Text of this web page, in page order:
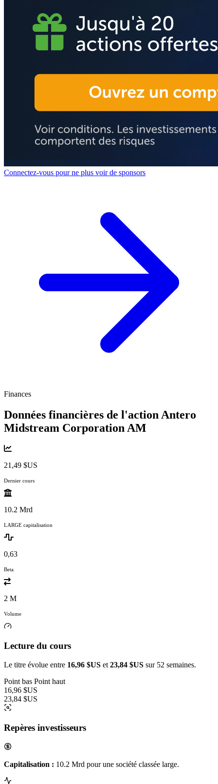
Connectez-vous pour ne plus voir de sponsors
Finances
Données financières de l'action Antero
Midstream Corporation AM
21,49 $US
Dernier cours
10.2 Mrd
LARGE capitalisation
0,63
Beta
2 M
Volume
Lecture du cours
Le titre évolue entre 16,96 $US et 23,84 $US sur 52 semaines.
Point bas Point haut
16,96 $US
23,84 $US
Repères investisseurs
Capitalisation : 10.2 Mrd pour une société classée large.